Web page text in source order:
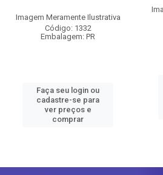
Imagem Meramente Ilustrativa
Código: 1332
Embalagem: PR
Faça seu login ou
cadastre-se para
ver preços e
comprar